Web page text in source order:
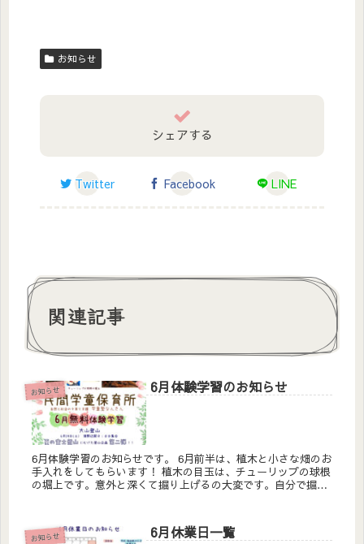
お知らせ
シェアする
Twitter Facebook LINE
関連記事
お知らせ 6月体験学習のお知らせ
6月体験学習のお知らせです。 6月前半は、植木と小さな畑のお
手入れをしてもらいます！ 植木の目玉は、チューリップの球根
の堀上です。意外と深くて掘り上げるの大変です。自分で掘り
お知らせ 6月休業日一覧